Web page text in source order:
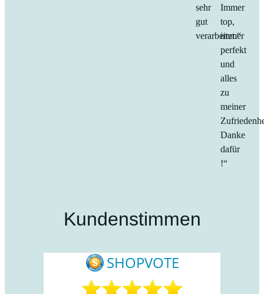
sehr
gut
verarbeitet.“
Immer
top,
immer
perfekt
und
alles
zu
meiner
Danke
dafür
!“
Kundenstimmen